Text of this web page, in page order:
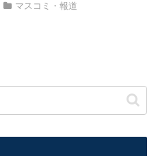
マスコミ・報道